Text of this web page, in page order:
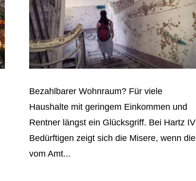
Bezahlbarer Wohnraum? Für viele
Haushalte mit geringem Einkommen und
Rentner längst ein Glücksgriff. Bei Hartz IV
Bedürftigen zeigt sich die Misere, wenn die
vom Amt...